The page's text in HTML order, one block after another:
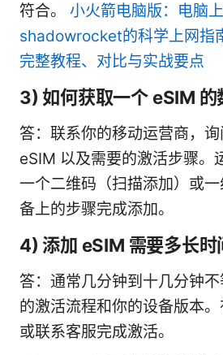
符合。 小火箭电脑版：电脑
shadowrocket的科学上网指
完整教程、对比与实战要点
3) 如何获取一个 eSIM 的
答：联系你的移动运营商，
eSIM 以及需要的激活步骤。
一个二维码（扫描添加）或
备上的步骤完成添加。
4) 添加 eSIM 需要多长时
答：通常几分钟到十几分钟
的激活流程和你的设备版本
或联系客服完成激活。